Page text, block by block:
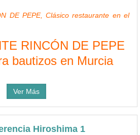
DE PEPE, Clásico restaurante en el
RINCÓN DE PEPE
bautizos en Murcia
Ver Más
Hiroshima 1